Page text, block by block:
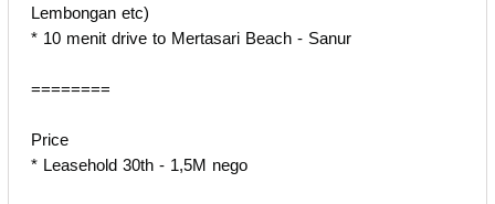
Lembongan etc)
* ⁠10 menit drive to Mertasari Beach - Sanur
========
Price
* Leasehold 30th - 1,5M nego